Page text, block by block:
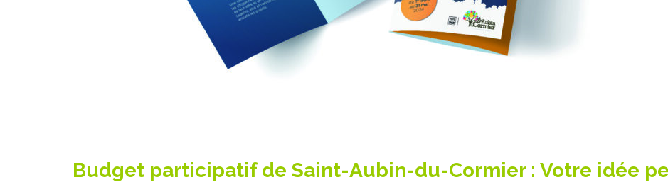
Budget participatif de Saint-Aubin-du-Cormier : Votre idée